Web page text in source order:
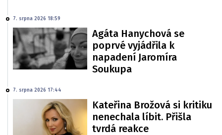
7. srpna 2026 18:59
Agáta Hanychová se
poprvé vyjádřila k
napadení Jaromíra
Soukupa
7. srpna 2026 17:44
Kateřina Brožová si kritiku
nenechala líbit. Přišla
tvrdá reakce